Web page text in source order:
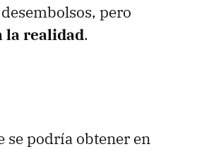
pero
la realidad.
se podría obtener en